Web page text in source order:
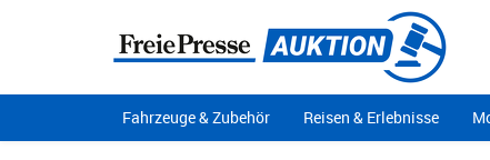
Fahrzeuge & Zubehör Reisen & Erlebnisse